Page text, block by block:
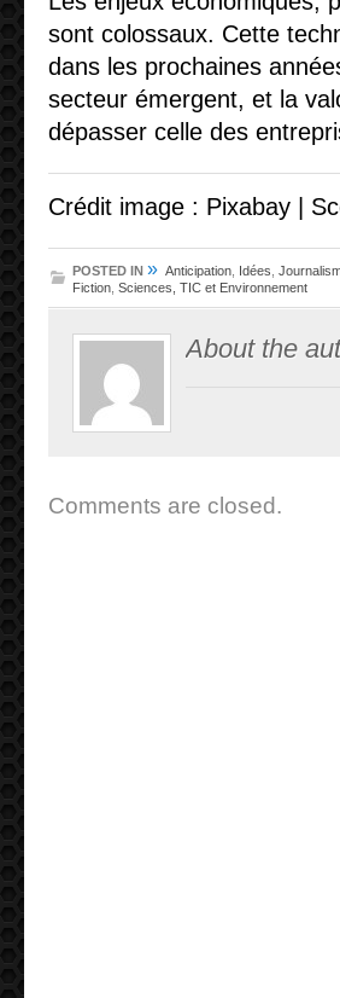
sont colossaux. Cette
dans les prochaines
secteur émergent, et la
dépasser celle des
Crédit image : Pixabay |
POSTED IN » Anticipation Idées
Fiction Sciences, TIC et Environnement
About the
Comments are closed.